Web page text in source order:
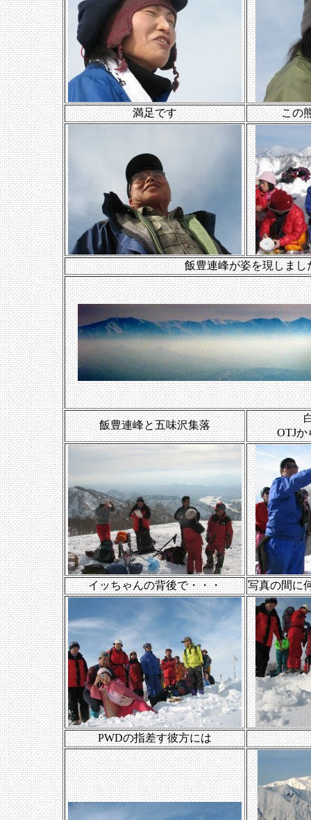
満足です この
飯豊連峰が姿を現しまし
飯豊連峰と五味沢集落
OTJ
イッちゃんの背後で・・・ 写真の間に
PWDの指差す彼方には